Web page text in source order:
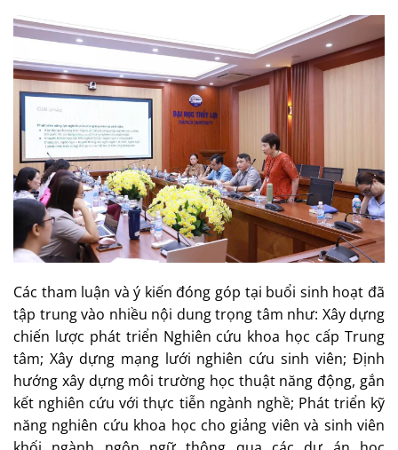
Các tham luận và ý kiến đóng góp tại buổi sinh hoạt đã
tập trung vào nhiều nội dung trọng tâm như: Xây dựng
chiến lược phát triển Nghiên cứu khoa học cấp Trung
tâm; Xây dựng mạng lưới nghiên cứu sinh viên; Định
hướng xây dựng môi trường học thuật năng động, gắn
kết nghiên cứu với thực tiễn ngành nghề; Phát triển kỹ
năng nghiên cứu khoa học cho giảng viên và sinh viên